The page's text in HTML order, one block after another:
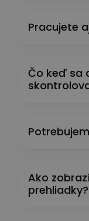
Pracujete
Čo keď sa
Ako
prehliadky?